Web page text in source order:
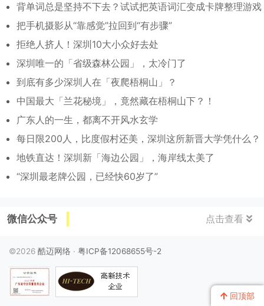
背单词总是坚持不下去？试试把英语词汇变成卡牌整理游戏
把手机摄影从“靠感觉”拉回到“有步骤”
拒绝人挤人！深圳10大小众好去处
深圳唯一的「省级森林公园」，太冷门了
到底有多少深圳人在「夜爬梧桐山」？
中国最大「兰花秘境」，竟然藏在梧桐山下？！
广东人的一生，都离不开风水玄学
每日限200人，比度假村还美，深圳这所新晋大学凭什么？
地铁直达！深圳新「海边公园」，海岸线太美了
“深圳最老牌公园，已经快60岁了”
微信公众号 点击查看
回顶部
©2026 酷迈网络 · 粤ICP备12068655号-2